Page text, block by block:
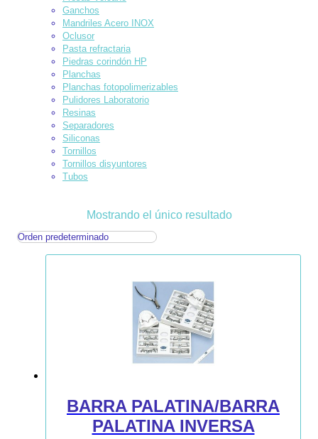
Ganchos
Mandriles Acero INOX
Oclusor
Pasta refractaria
Piedras corindón HP
Planchas
Planchas fotopolimerizables
Pulidores Laboratorio
Resinas
Separadores
Siliconas
Tornillos
Tornillos disyuntores
Tubos
Mostrando el único resultado
BARRA PALATINA/BARRA
PALATINA INVERSA